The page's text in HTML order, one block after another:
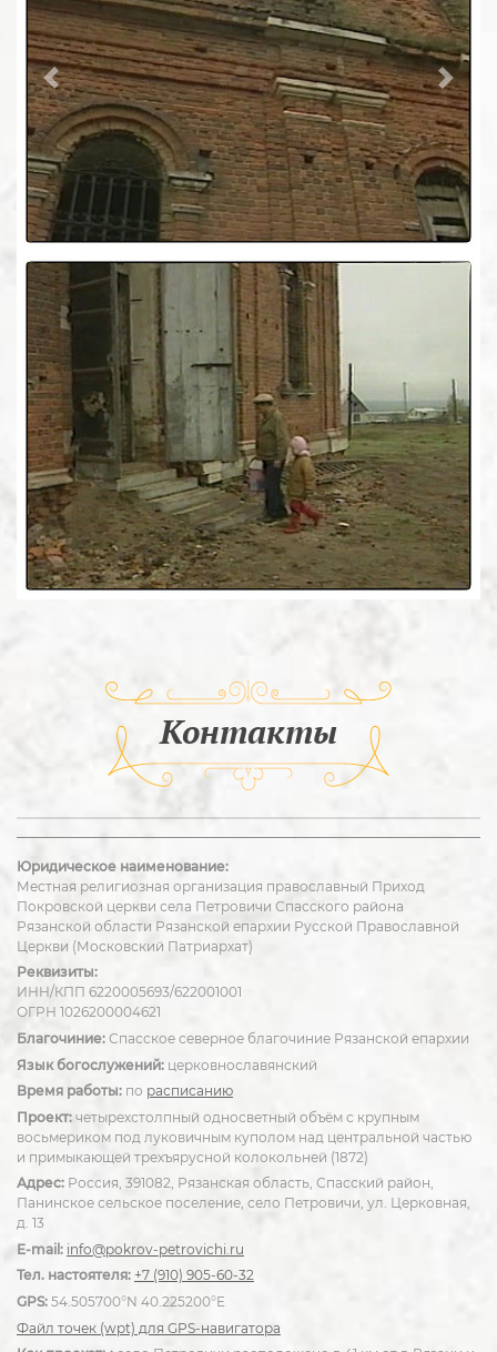
Previous Next
Контакты
Юридическое наименование:
Местная религиозная организация православный Приход
Покровской церкви села Петровичи Спасского района
Рязанской области Рязанской епархии Русской Православной
Церкви (Московский Патриархат)
Реквизиты:
ИНН/КПП 6220005693/622001001
ОГРН 1026200004621
Благочиние: Спасское северное благочиние Рязанской епархии
Язык богослужений: церковнославянский
Время работы: по расписанию
Проект: четырехстолпный односветный объём с крупным
восьмериком под луковичным куполом над центральной частью
и примыкающей трехъярусной колокольней (1872)
Адрес: Россия, 391082, Рязанская область, Спасский район,
Панинское сельское поселение, село Петровичи, ул. Церковная,
д. 13
E-mail: info@pokrov-petrovichi.ru
Тел. настоятеля: +7 (910) 905-60-32
GPS: 54.505700°N 40.225200°E
Файл точек (wpt) для GPS-навигатора